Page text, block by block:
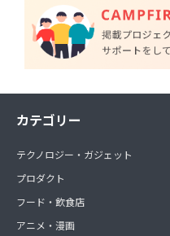
カテゴリー
テクノロジー・ガジェット
プロダクト
フード・飲食店
アニメ・漫画